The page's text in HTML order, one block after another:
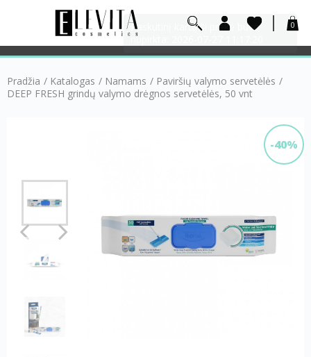
0
Pradžia / Katalogas / Namams / Paviršių valymo servetėlės /
DEEP FRESH grindų valymo drėgnos servetėlės, 50 vnt
-40%